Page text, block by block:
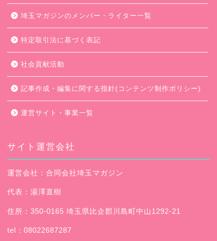
埼玉マガジンのメンバー・ライター一覧
特定取引法に基づく表記
社会貢献活動
記事作成・編集に関する指針(コンテンツ制作ポリシー)
運営サイト・事業一覧
サイト運営会社
運営会社：合同会社埼玉マガジン
代表：湯澤直樹
住所：350-0165 埼玉県比企郡川島町中山1292-21
tel：08022687287